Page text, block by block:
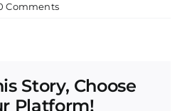
Comments
Story, Choose
Platform!